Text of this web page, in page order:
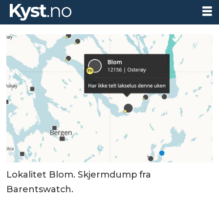
Lokalitet Blom. Skjermdump fra
Barentswatch.